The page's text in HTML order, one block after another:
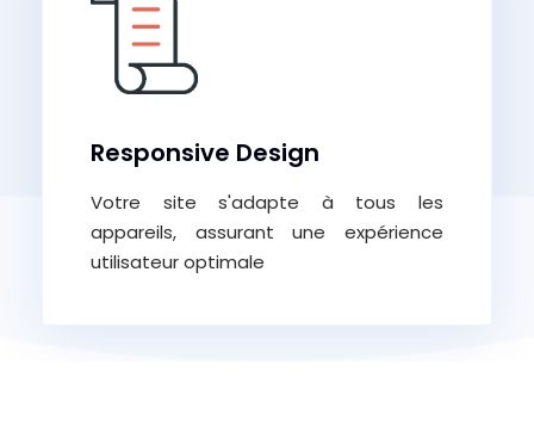
Responsive Design
Votre site s'adapte à tous les
appareils, assurant une expérience
utilisateur optimale